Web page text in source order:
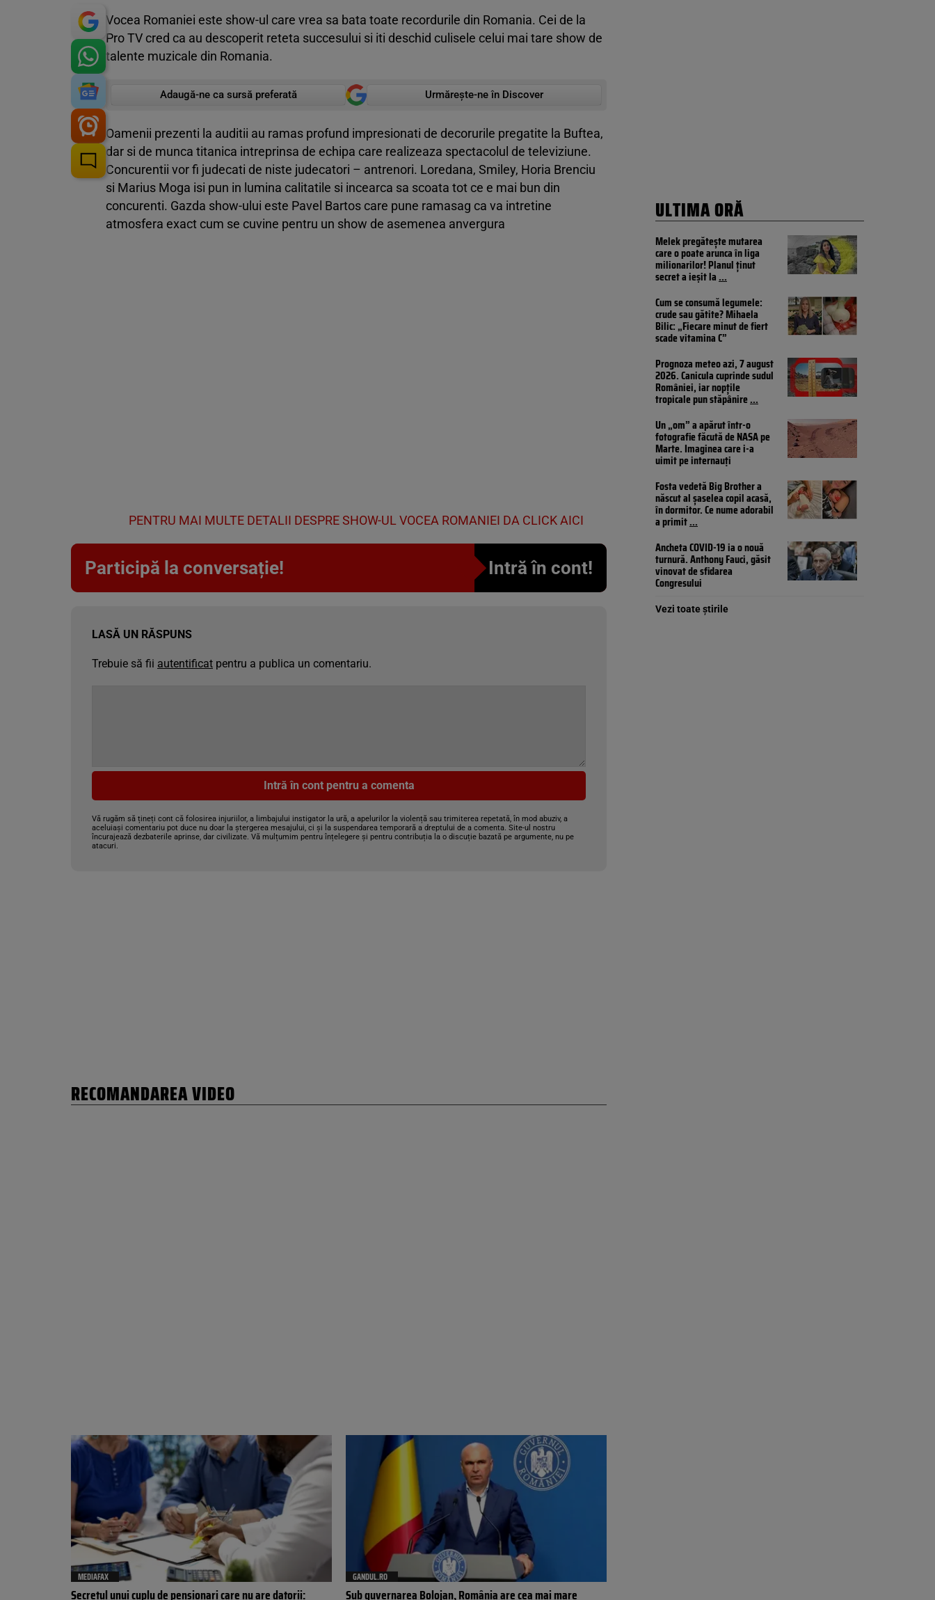
Vocea Romaniei este show-ul care vrea sa bata toate recordurile din Romania. Cei de la
Pro TV cred ca au descoperit reteta succesului si iti deschid culisele celui mai tare show de
talente muzicale din Romania.
Adaugă-ne ca sursă preferată Urmărește-ne în Discover
Oamenii prezenti la auditii au ramas profund impresionati de decorurile pregatite la Buftea,
dar si de munca titanica intreprinsa de echipa care realizeaza spectacolul de televiziune.
Concurentii vor fi judecati de niste judecatori – antrenori. Loredana, Smiley, Horia Brenciu
si Marius Moga isi pun in lumina calitatile si incearca sa scoata tot ce e mai bun din
concurenti. Gazda show-ului este Pavel Bartos care pune ramasag ca va intretine
atmosfera exact cum se cuvine pentru un show de asemenea anvergura
PENTRU MAI MULTE DETALII DESPRE SHOW-UL VOCEA ROMANIEI DA CLICK AICI
Participă la conversație! Intră în cont!
LASĂ UN RĂSPUNS
Trebuie să fii autentificat pentru a publica un comentariu.
Intră în cont pentru a comenta
Vă rugăm să țineți cont că folosirea injuriilor, a limbajului instigator la ură, a apelurilor la violență sau trimiterea repetată, în mod abuziv, a
aceluiași comentariu pot duce nu doar la ștergerea mesajului, ci și la suspendarea temporară a dreptului de a comenta. Site-ul nostru
încurajează dezbaterile aprinse, dar civilizate. Vă mulțumim pentru înțelegere și pentru contribuția la o discuție bazată pe argumente, nu pe
atacuri.
RECOMANDAREA VIDEO
MEDIAFAX
Secretul unui cuplu de pensionari care nu are datorii:
GANDUL.RO
Sub guvernarea Bolojan, România are cea mai mare
ULTIMA ORĂ
Melek pregătește mutarea
care o poate arunca în liga
milionarilor! Planul ținut
secret a ieșit la...
Cum se consumă legumele:
crude sau gătite? Mihaela
Bilic: „Fiecare minut de fiert
scade vitamina C”
Prognoza meteo azi, 7 august
2026. Canicula cuprinde sudul
României, iar nopțile
tropicale pun stăpânire...
Un „om” a apărut într-o
fotografie făcută de NASA pe
Marte. Imaginea care i-a
uimit pe internauți
Fosta vedetă Big Brother a
născut al șaselea copil acasă,
în dormitor. Ce nume adorabil
a primit...
Ancheta COVID-19 ia o nouă
turnură. Anthony Fauci, găsit
vinovat de sfidarea
Congresului
Vezi toate știrile